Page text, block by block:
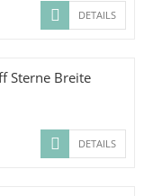
DETAILS
Sterne Breite
DETAILS